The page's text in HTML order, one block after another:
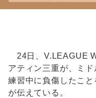
24日、V.LEAGUE
アティン三重が、ミ
練習中に負傷したこ
が伝えている。